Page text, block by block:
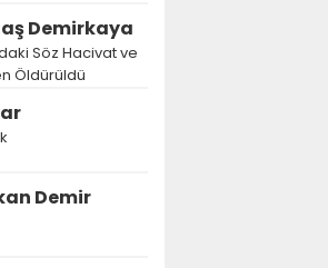
Demirkaya
Söz Hacivat ve
Öldürüldü
Demir